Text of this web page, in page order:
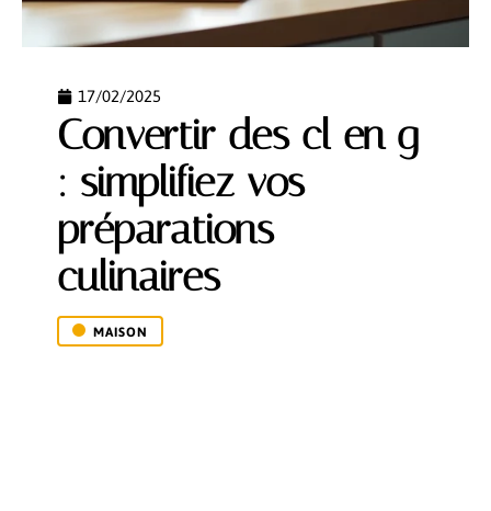
17/02/2025
Convertir des cl en g
: simplifiez vos
préparations
culinaires
MAISON